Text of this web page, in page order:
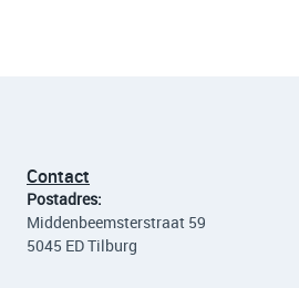
Contact
Postadres:
Middenbeemsterstraat 59
5045 ED Tilburg